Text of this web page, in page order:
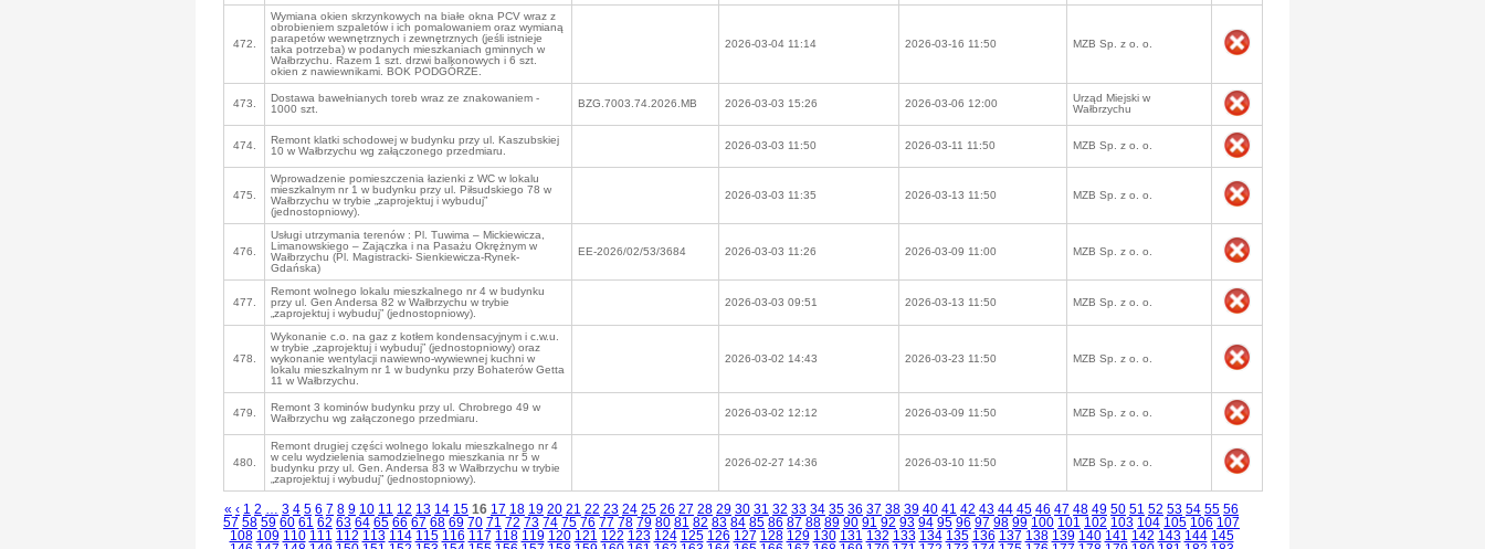
472.
Wymiana okien skrzynkowych na białe okna PCV wraz z
obrobieniem szpaletów i ich pomalowaniem oraz wymianą
parapetów wewnętrznych i zewnętrznych (jeśli istnieje
taka potrzeba) w podanych mieszkaniach gminnych w
Wałbrzychu. Razem 1 szt. drzwi balkonowych i 6 szt.
okien z nawiewnikami. BOK PODGÓRZE.
2026-03-04 11:14 2026-03-16 11:50 MZB Sp. z o. o.
473.
Dostawa bawełnianych toreb wraz ze znakowaniem -
1000 szt.
BZG.7003.74.2026.MB 2026-03-03 15:26 2026-03-06 12:00
Urząd Miejski w
Wałbrzychu
474.
Remont klatki schodowej w budynku przy ul. Kaszubskiej
10 w Wałbrzychu wg załączonego przedmiaru.
2026-03-03 11:50 2026-03-11 11:50 MZB Sp. z o. o.
475.
Wprowadzenie pomieszczenia łazienki z WC w lokalu
mieszkalnym nr 1 w budynku przy ul. Piłsudskiego 78 w
Wałbrzychu w trybie „zaprojektuj i wybuduj”
(jednostopniowy).
2026-03-03 11:35 2026-03-13 11:50 MZB Sp. z o. o.
476.
Usługi utrzymania terenów : Pl. Tuwima – Mickiewicza,
Limanowskiego – Zajączka i na Pasażu Okrężnym w
Wałbrzychu (Pl. Magistracki- Sienkiewicza-Rynek-
Gdańska)
EE-2026/02/53/3684 2026-03-03 11:26 2026-03-09 11:00 MZB Sp. z o. o.
477.
Remont wolnego lokalu mieszkalnego nr 4 w budynku
przy ul. Gen Andersa 82 w Wałbrzychu w trybie
„zaprojektuj i wybuduj” (jednostopniowy).
2026-03-03 09:51 2026-03-13 11:50 MZB Sp. z o. o.
478.
Wykonanie c.o. na gaz z kotłem kondensacyjnym i c.w.u.
w trybie „zaprojektuj i wybuduj” (jednostopniowy) oraz
wykonanie wentylacji nawiewno-wywiewnej kuchni w
lokalu mieszkalnym nr 1 w budynku przy Bohaterów Getta
11 w Wałbrzychu.
2026-03-02 14:43 2026-03-23 11:50 MZB Sp. z o. o.
479.
Remont 3 kominów budynku przy ul. Chrobrego 49 w
Wałbrzychu wg załączonego przedmiaru.
2026-03-02 12:12 2026-03-09 11:50 MZB Sp. z o. o.
480.
Remont drugiej części wolnego lokalu mieszkalnego nr 4
w celu wydzielenia samodzielnego mieszkania nr 5 w
budynku przy ul. Gen. Andersa 83 w Wałbrzychu w trybie
„zaprojektuj i wybuduj” (jednostopniowy).
2026-02-27 14:36 2026-03-10 11:50 MZB Sp. z o. o.
« ‹ 1 2 … 3 4 5 6 7 8 9 10 11 12 13 14 15 16 17 18 19 20 21 22 23 24 25 26 27 28 29 30 31 32 33 34 35 36 37 38 39 40 41 42 43 44 45 46 47 48 49 50 51 52 53 54 55 56
57 58 59 60 61 62 63 64 65 66 67 68 69 70 71 72 73 74 75 76 77 78 79 80 81 82 83 84 85 86 87 88 89 90 91 92 93 94 95 96 97 98 99 100 101 102 103 104 105 106 107
108 109 110 111 112 113 114 115 116 117 118 119 120 121 122 123 124 125 126 127 128 129 130 131 132 133 134 135 136 137 138 139 140 141 142 143 144 145